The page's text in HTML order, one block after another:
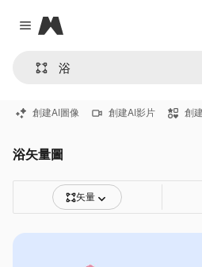
Close menu
Magnific
創建AI圖像 創建AI影片 創
浴矢量圖
矢量